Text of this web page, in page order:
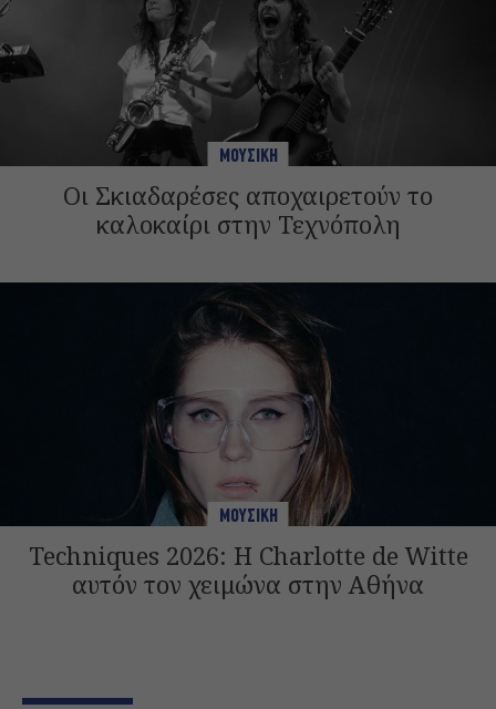
ΜΟΥΣΙΚΗ
Οι Σκιαδαρέσες αποχαιρετούν το
καλοκαίρι στην Τεχνόπολη
ΜΟΥΣΙΚΗ
Techniques 2026: Η Charlotte de Witte
αυτόν τον χειμώνα στην Αθήνα